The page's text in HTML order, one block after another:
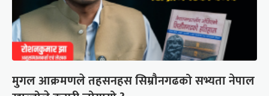
मुगल आक्रमणले तहसनहस सिम्रौनगढको सभ्यता नेपाल